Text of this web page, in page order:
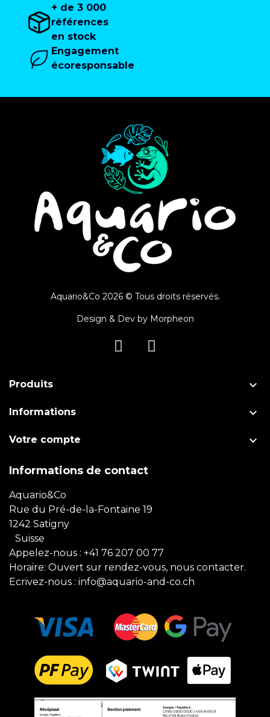
+ de 3 000
références
en stock
Engagement
écoresponsable
Aquario&Co 2026 © Tous droits réservés.
Design & Dev by Morpheon
Produits 
Informations 
Votre compte 
Informations de contact
Aquario&Co
Rue du Pré-de-la-Fontaine 19
1242 Satigny
Suisse
Appelez-nous : +41 76 207 00 77
Horaire: Ouvert sur rendez-vous, nous contacter.
Ecrivez-nous : info@aquario-and-co.ch